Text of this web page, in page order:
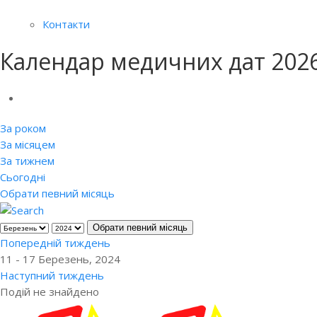
Контакти
Календар медичних дат
За роком
За місяцем
За тижнем
Сьогодні
Обрати певний місяць
Обрати певний місяць
Попередній тиждень
11 - 17 Березень, 2024
Наступний тиждень
Подій не знайдено